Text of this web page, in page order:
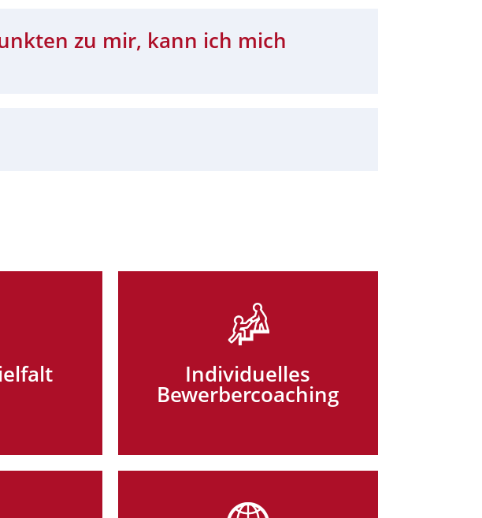
zu mir, kann ich mich
Individuelles
Bewerbercoaching